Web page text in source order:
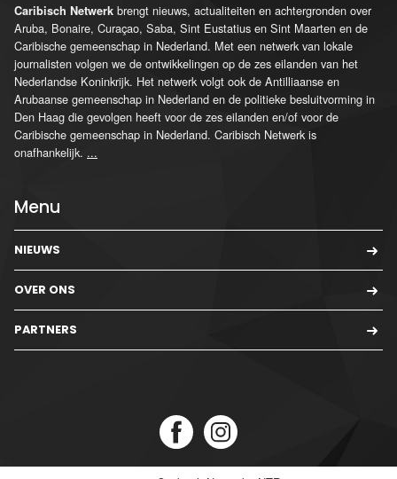
Caribisch Netwerk brengt nieuws, actualiteiten en achtergronden over
Aruba, Bonaire, Curaçao, Saba, Sint Eustatius en Sint Maarten en de
Caribische gemeenschap in Nederland. Met een netwerk van lokale
journalisten volgen we de ontwikkelingen op de zes eilanden van het
Nederlandse Koninkrijk. Het netwerk volgt ook de Antilliaanse en
Arubaanse gemeenschap in Nederland en de politieke besluitvorming in
Den Haag die gevolgen heeft voor de zes eilanden en/of voor de
Caribische gemeenschap in Nederland. Caribisch Netwerk is
onafhankelijk. ...
Menu
NIEUWS
OVER ONS
PARTNERS